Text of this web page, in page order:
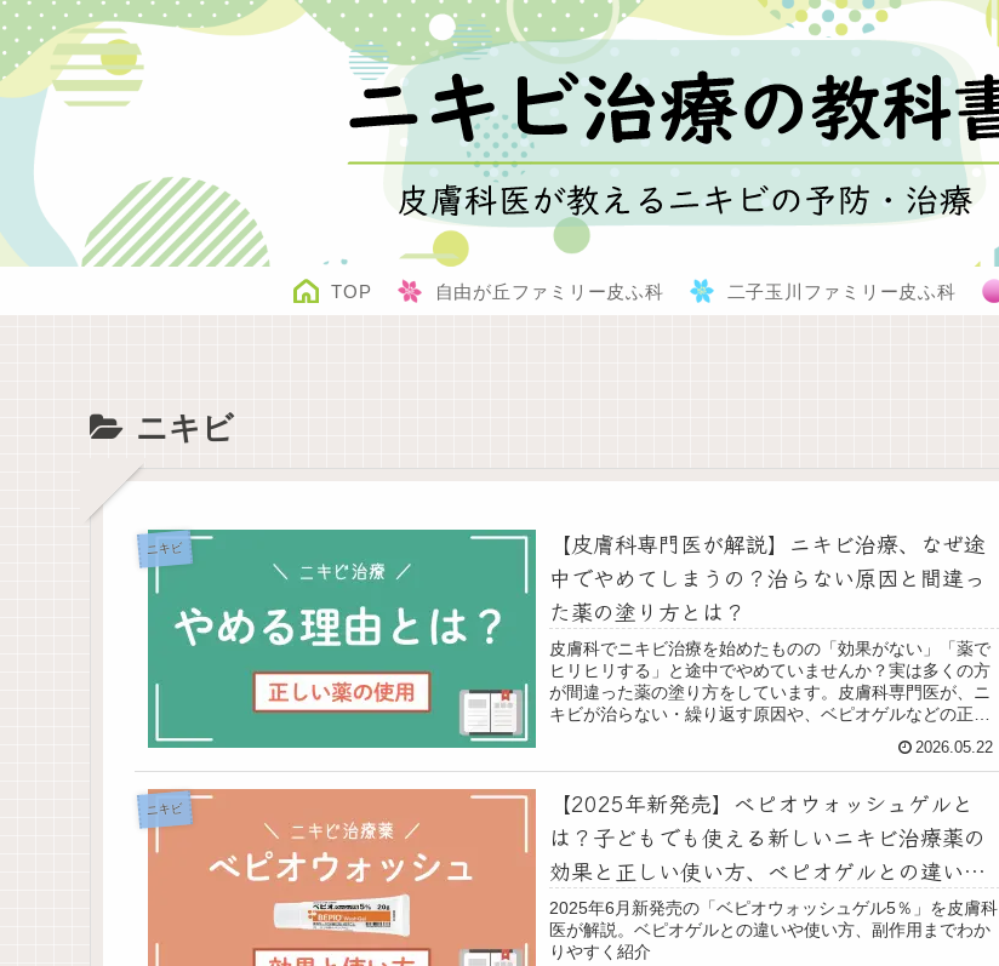
TOP 自由が丘ファミリー皮ふ科 二子玉川ファミリー皮ふ科
ニキビ
ニキビ
【皮膚科専門医が解説】ニキビ治療、なぜ途
中でやめてしまうの？治らない原因と間違っ
た薬の塗り方とは？
皮膚科でニキビ治療を始めたものの「効果がない」「薬で
ヒリヒリする」と途中でやめていませんか？実は多くの方
が間違った薬の塗り方をしています。皮膚科専門医が、ニ
キビが治らない・繰り返す原因や、ベピオゲルなどの正し
2026.05.22
ニキビ
【2025年新発売】ベピオウォッシュゲルと
は？子どもでも使える新しいニキビ治療薬の
効果と正しい使い方、べピオゲルとの違い、
副作用について皮膚科医が解説！
2025年6月新発売の「ベピオウォッシュゲル5％」を皮膚科
医が解説。ベピオゲルとの違いや使い方、副作用までわか
りやすく紹介